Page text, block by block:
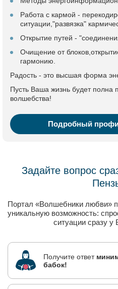
Работа с кармой -
ситуации,"развязка"
Открытие путей -
Очищение от
гармонию.
Радость - это высшая форма
Пусть Ваша жизнь будет полна
волшебства!
Подробный
Задайте вопрос
Портал «Волшебники любви»
уникальную возможность:
ситуации сразу
Получите ответ
бабок!